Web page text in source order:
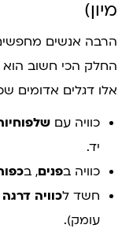
מיון)
הרבה אנשים
החלק הכי חשוב
אלו דגלים אדומים
כוויה עם
יד.
כוויה בפנים, ב
חשד לכוויה דרגה 3
עומק).